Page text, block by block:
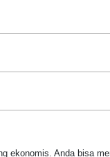
ekonomis. Anda bisa